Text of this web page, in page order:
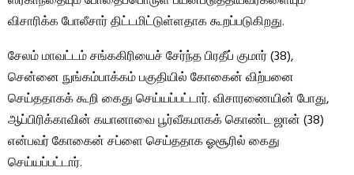
விசாரிக்க போலீசார் திட்டமிட்டுள்ளதாக கூறப்படுகிறது.
சேலம் மாவட்டம் சங்ககிரியைச் சேர்ந்த பிரதீப் குமார் (38),
சென்னை நுங்கம்பாக்கம் பகுதியில் கோகைன் விற்பனை
செய்ததாகக் கூறி கைது செய்யப்பட்டார். விசாரணையின் போது, ​​
ஆப்பிரிக்காவின் கயானாவை பூர்வீகமாகக் கொண்ட ஜான் (38)
என்பவர் கோகைன் சப்ளை செய்ததாக ஓசூரில் கைது
செய்யப்பட்டார்.